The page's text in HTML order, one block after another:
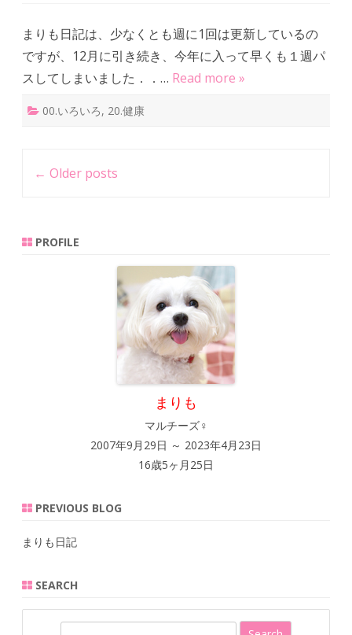
開
い
ち
ゃ
い
まりも日記は、少なくとも週に1回は更新しているの
ですが、12月に引き続き、今年に入って早くも１週パ
スしてしまいました．．… Read more »
00.いろいろ, 20.健康
navigation
← Older posts
PROFILE
まりも
マルチーズ♀
2007年9月29日 ～ 2023年4月23日
16歳5ヶ月25日
PREVIOUS BLOG
まりも日記
SEARCH